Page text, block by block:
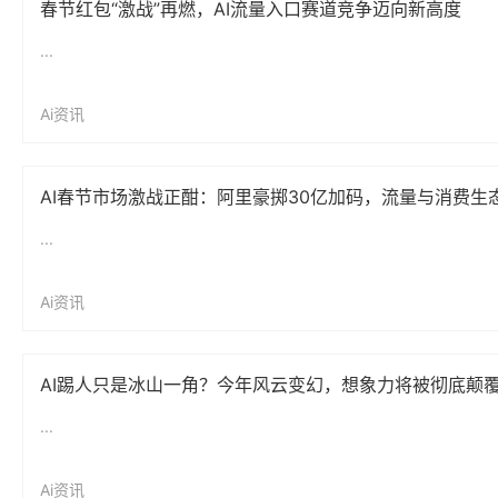
春节红包“激战”再燃，AI流量入口赛道竞争迈向新高度
...
Ai资讯
AI春节市场激战正酣：阿里豪掷30亿加码，流量与消费生
...
Ai资讯
AI踢人只是冰山一角？今年风云变幻，想象力将被彻底颠覆
...
Ai资讯